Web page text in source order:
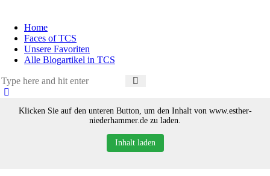
Home
Faces of TCS
Unsere Favoriten
Alle Blogartikel in TCS
Klicken Sie auf den unteren Button, um den Inhalt von www.esther-
niederhammer.de zu laden.
Inhalt laden